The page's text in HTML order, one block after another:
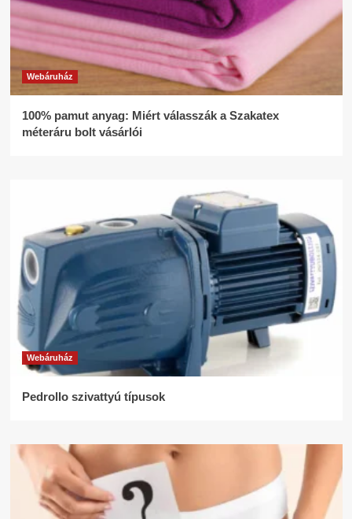
Webáruház
100% pamut anyag: Miért válasszák a Szakatex
méteráru bolt vásárlói
Webáruház
Pedrollo szivattyú típusok